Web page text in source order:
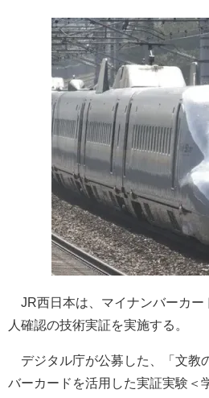
JR西日本は、マイナンバーカー
人確認の技術実証を実施する。
デジタル庁が公募した、「文教
バーカードを活用した実証実験＜